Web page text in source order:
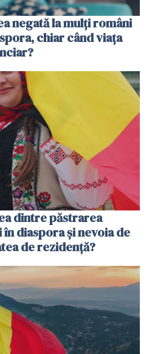
negată la mulți români
chiar când viața
dintre păstrarea
diaspora și nevoia de
de rezidență?